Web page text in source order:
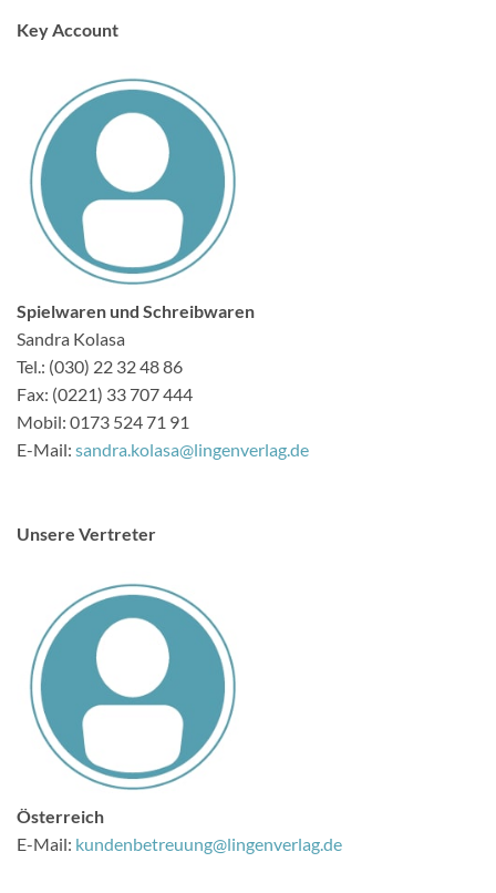
Key Account
Spielwaren und Schreibwaren
Sandra Kolasa
Tel.: (030) 22 32 48 86
Fax: (0221) 33 707 444
Mobil: 0173 524 71 91
E-Mail: sandra.kolasa@lingenverlag.de
Unsere Vertreter
Österreich
E-Mail: kundenbetreuung@lingenverlag.de